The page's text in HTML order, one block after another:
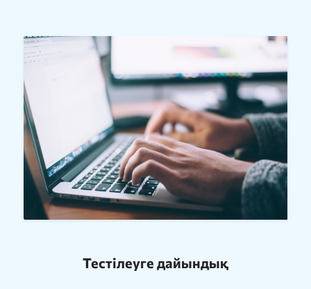
Тестілеуге дайындық